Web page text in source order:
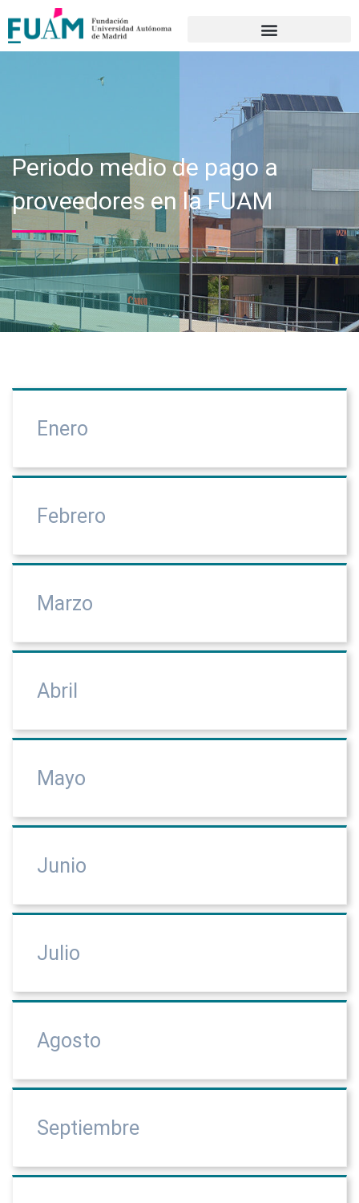
Periodo medio de pago a
proveedores en la FUAM
Enero
Febrero
Marzo
Abril
Mayo
Junio
Julio
Agosto
Septiembre